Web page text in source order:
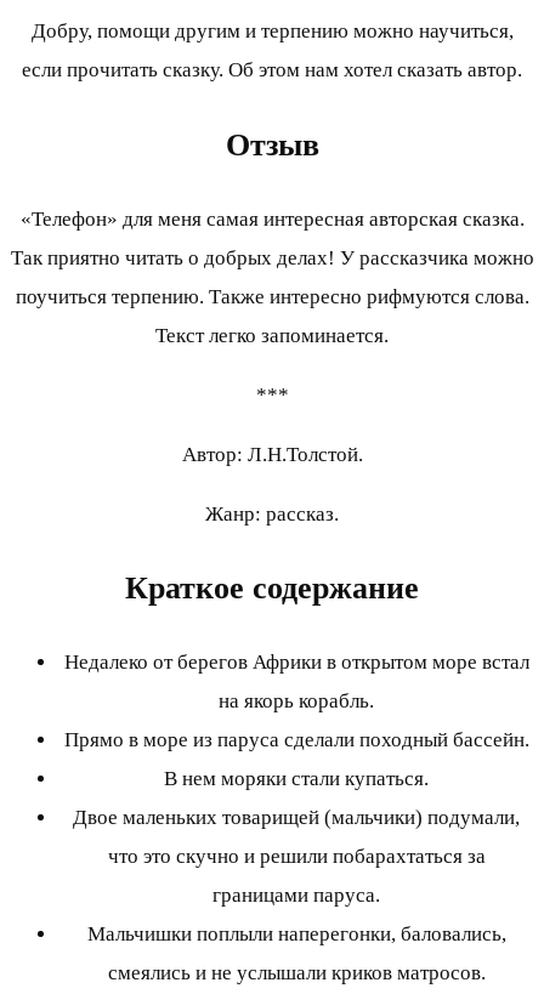
Добру, помощи другим и терпению можно научиться,
если прочитать сказку. Об этом нам хотел сказать автор.
Отзыв
«Телефон» для меня самая интересная авторская сказка.
Так приятно читать о добрых делах! У рассказчика можно
поучиться терпению. Также интересно рифмуются слова.
Текст легко запоминается.
***
Автор: Л.Н.Толстой.
Жанр: рассказ.
Краткое содержание
Недалеко от берегов Африки в открытом море встал
на якорь корабль.
Прямо в море из паруса сделали походный бассейн.
В нем моряки стали купаться.
Двое маленьких товарищей (мальчики) подумали,
что это скучно и решили побарахтаться за
границами паруса.
Мальчишки поплыли наперегонки, баловались,
смеялись и не услышали криков матросов.